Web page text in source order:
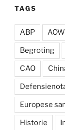
TAGS
ABP AOW
Begroting
CAO
Europese
Historie